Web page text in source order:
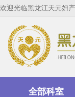
欢迎光临黑龙江天元妇
全部科室